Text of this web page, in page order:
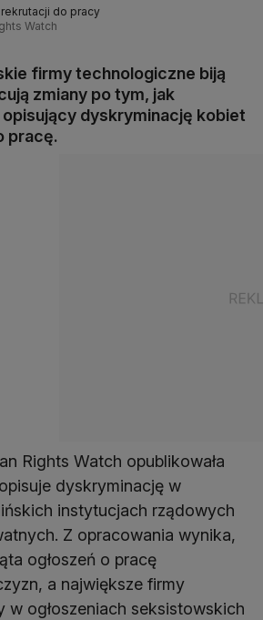
do pracy
Watch
firmy technologiczne biją
zmiany po tym, jak
dyskryminację kobiet
pracę.
Rights Watch opublikowała
dyskryminację w
instytucjach rządowych
Z opracowania wynika,
ogłoszeń o pracę
a największe firmy
w ogłoszeniach seksistowskich